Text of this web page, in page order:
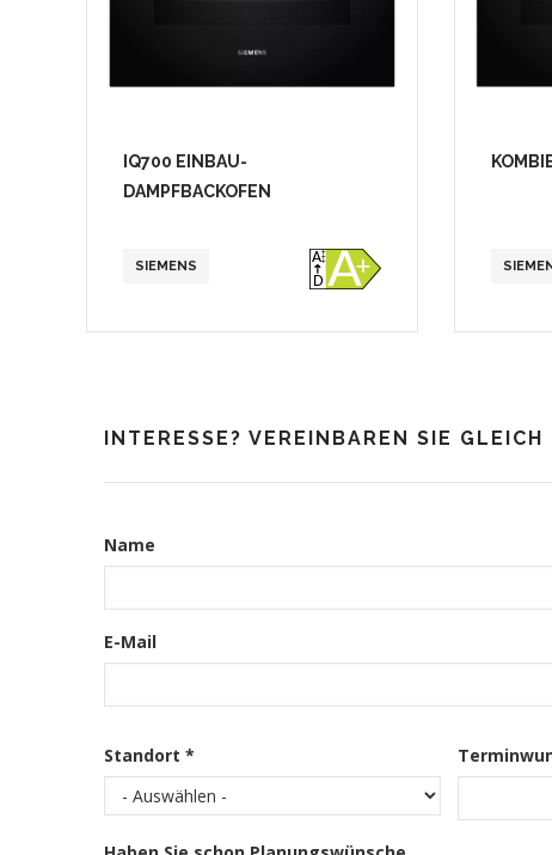
IQ700 EINBAU-
DAMPFBACKOFEN
SIEMENS
INTERESSE? VEREINBAREN SIE
Informationen
Name
E-Mail
Standort *